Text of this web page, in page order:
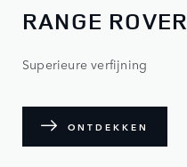
RANGE ROVER
Superieure verfijning
ONTDEKKEN